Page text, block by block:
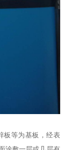
板等为基板，经表